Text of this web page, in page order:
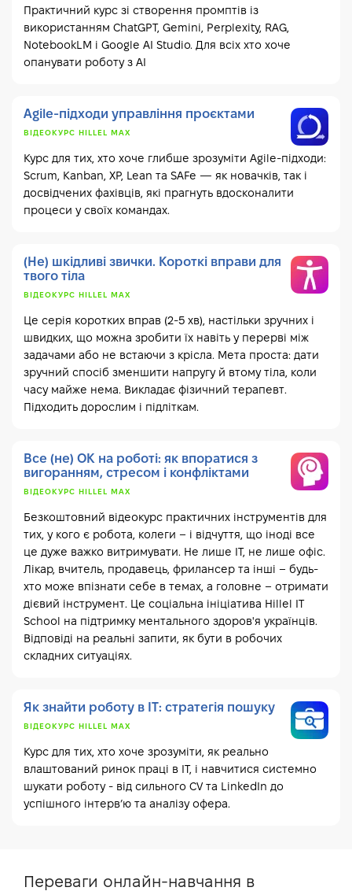
Практичний курс зі створення промптів із
використанням ChatGPT, Gemini, Perplexity, RAG,
NotebookLM і Google AI Studio. Для всіх хто хоче
опанувати роботу з AI
Agile-підходи управління проєктами
ВІДЕОКУРС HILLEL MAX
Курс для тих, хто хоче глибше зрозуміти Agile-підходи:
Scrum, Kanban, XP, Lean та SAFe — як новачків, так і
досвідчених фахівців, які прагнуть вдосконалити
процеси у своїх командах.
(Не) шкідливі звички. Короткі вправи для
твого тіла
ВІДЕОКУРС HILLEL MAX
Це серія коротких вправ (2-5 хв), настільки зручних і
швидких, що можна зробити їх навіть у перерві між
задачами або не встаючи з крісла. Мета проста: дати
зручний спосіб зменшити напругу й втому тіла, коли
часу майже нема. Викладає фізичний терапевт.
Підходить дорослим і підліткам.
Все (не) ОК на роботі: як впоратися з
вигоранням, стресом і конфліктами
ВІДЕОКУРС HILLEL MAX
Безкоштовний відеокурс практичних інструментів для
тих, у кого є робота, колеги – і відчуття, що іноді все
це дуже важко витримувати. Не лише IT, не лише офіс.
Лікар, вчитель, продавець, фрилансер та інші – будь-
хто може впізнати себе в темах, а головне – отримати
дієвий інструмент. Це соціальна ініціатива Hillel IT
School на підтримку ментального здоров'я українців.
Відповіді на реальні запити, як бути в робочих
складних ситуаціях.
Як знайти роботу в IT: стратегія пошуку
ВІДЕОКУРС HILLEL MAX
Курс для тих, хто хоче зрозуміти, як реально
влаштований ринок праці в IT, і навчитися системно
шукати роботу - від сильного CV та LinkedIn до
успішного інтерв’ю та аналізу офера.
Переваги онлайн-навчання в